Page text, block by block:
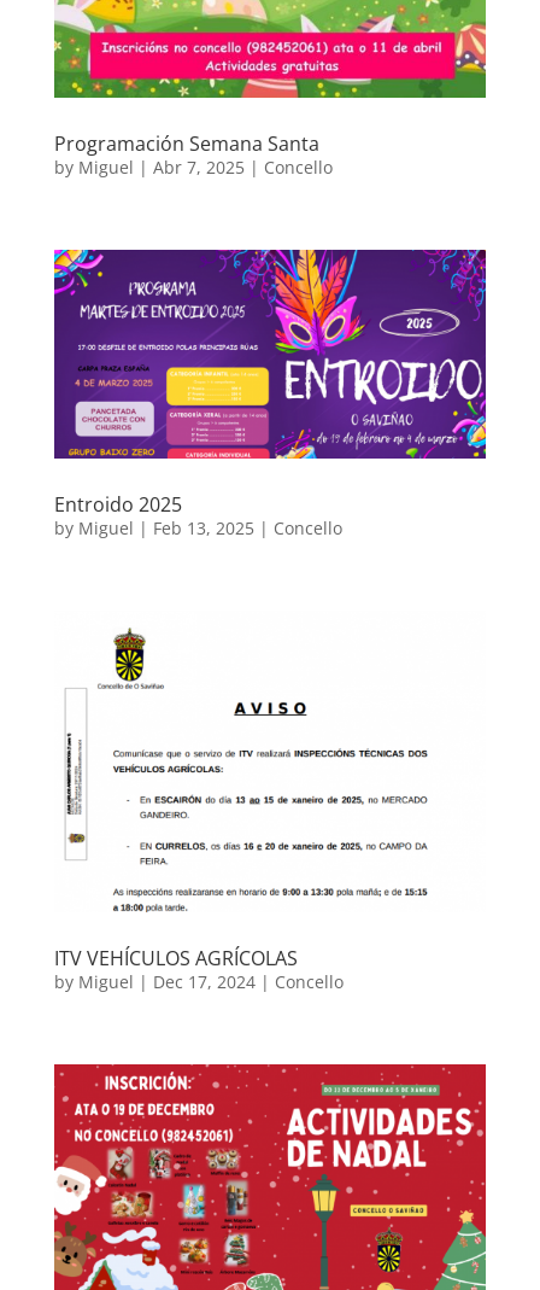
Programación Semana Santa
by Miguel | Abr 7, 2025| Concello
Entroido 2025
by Miguel | Feb 13, 2025| Concello
ITV VEHÍCULOS AGRÍCOLAS
by Miguel | Dec 17, 2024| Concello